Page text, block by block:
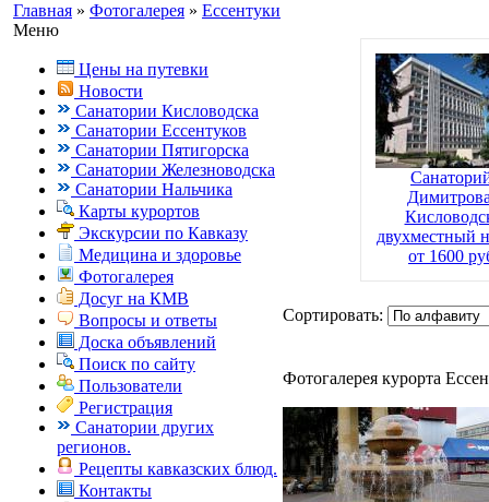
Главная » Фотогалерея » Ессентуки
Меню
Цены на путевки
Новости
Санатории Кисловодска
Санатории Ессентуков
Санатории Пятигорска
Санатории Железноводска
Санатории Нальчика
Карты курортов
Экскурсии по Кавказу
Медицина и здоровье
Фотогалерея
Досуг на КМВ
Вопросы и ответы
Доска объявлений
Поиск по сайту
Пользователи
Регистрация
Санатории других
регионов.
Рецепты кавказских блюд.
Контакты
двухместный
от 1600
Сортировать:
Фотогалерея курорта